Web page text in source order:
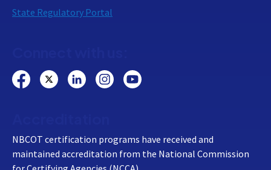
State Regulatory Portal
NBCOT certification programs have received and
maintained accreditation from the National Commission